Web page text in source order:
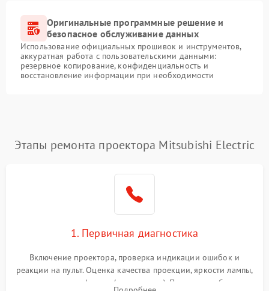
Оригинальные программные решение и
безопасное обслуживание данных
Использование официальных прошивок и инструментов,
аккуратная работа с пользовательскими данными:
резервное копирование, конфиденциальность и
восстановление информации при необходимости
Этапы ремонта проектора Mitsubishi Electric
1. Первичная диагностика
Включение проектора, проверка индикации ошибок и
реакции на пульт. Оценка качества проекции, яркости лампы,
наличия артефактов (точки, пятна). Проверка работы